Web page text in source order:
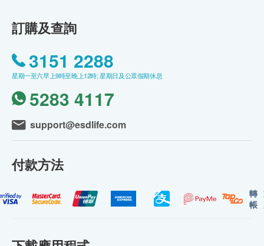
訂購及查詢
3151 2288
星期一至六早上9時至晚上12時; 星期日及公眾假期休息
5283 4117
support@esdlife.com
付款方法
轉
帳